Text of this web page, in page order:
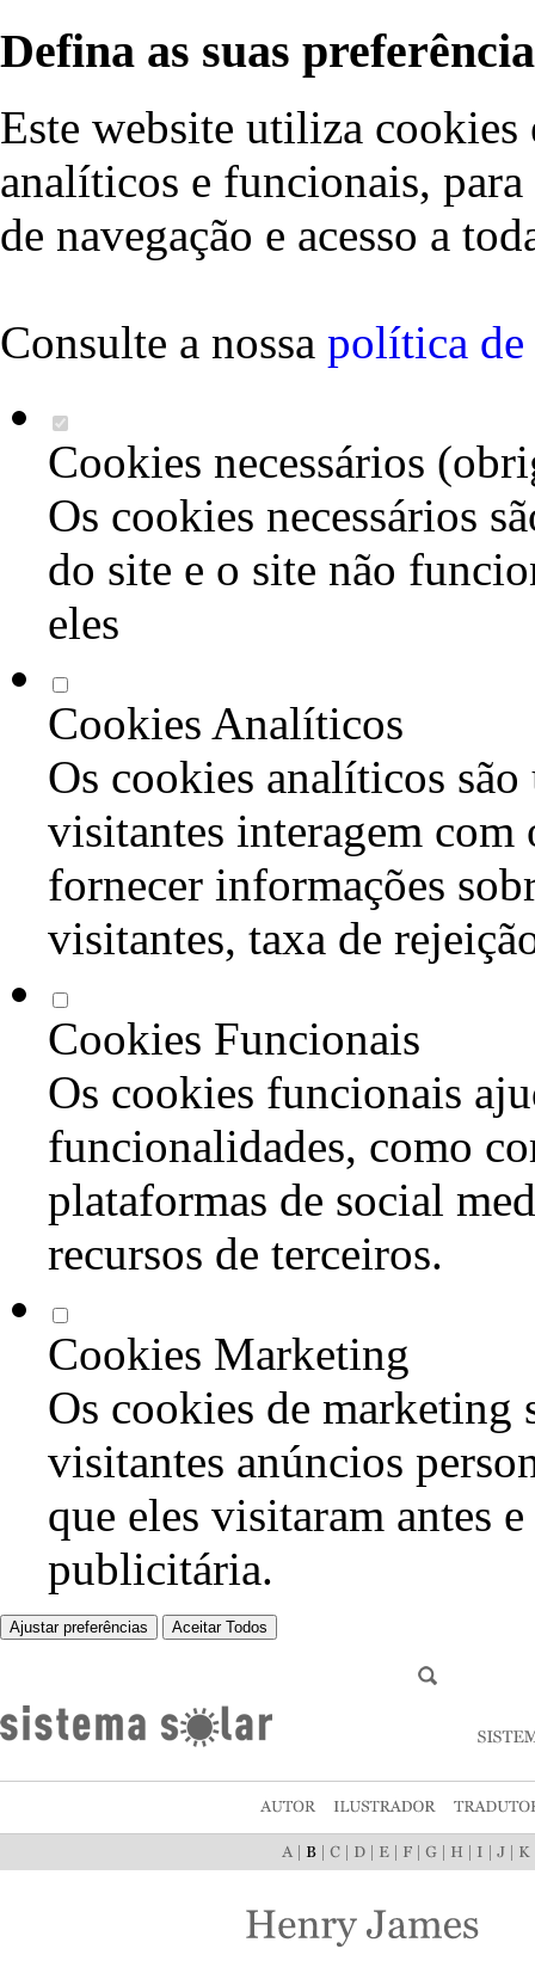
Defina as suas
Este website utiliza cookies
analíticos e funcionais,
de navegação e acesso a
Consulte a nossa política de
Cookies necessários
Os cookies necessários
do site e o site não
eles
Cookies Analíticos
Os cookies analíticos são
visitantes interagem com
fornecer informações
visitantes, taxa de
Cookies Funcionais
Os cookies funcionais
funcionalidades, como
plataformas de social
recursos de terceiros.
Cookies Marketing
Os cookies de marketing
visitantes anúncios
que eles visitaram antes
publicitária.
Ajustar preferências Aceitar Todos